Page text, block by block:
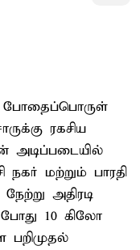
போதைப்பொருள்
ரகசிய
அடிப்படையில்
மற்றும் பாரதி
அதிரடி
10 கிலோ